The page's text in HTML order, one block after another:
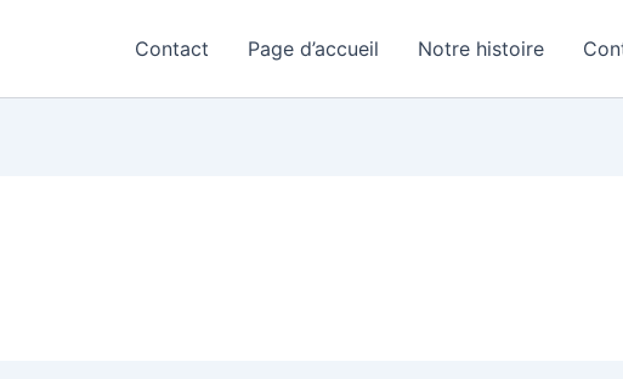
Contact Page d’accueil Notre histoire